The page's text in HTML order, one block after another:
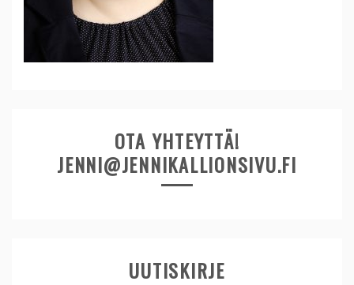
OTA YHTEYTTÄ!
JENNI@JENNIKALLIONSIVU.FI
UUTISKIRJE